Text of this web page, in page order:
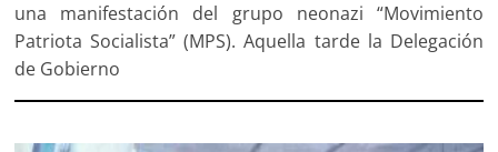
una manifestación del grupo neonazi “Movimiento
Patriota Socialista” (MPS). Aquella tarde la Delegación
de Gobierno